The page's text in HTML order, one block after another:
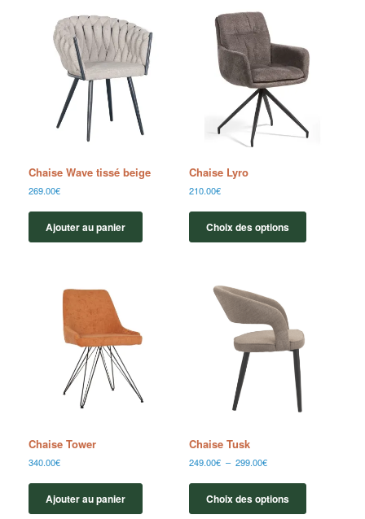
Chaise Wave tissé beige
269.00€
Ajouter au panier
Chaise Lyro
210.00€
Choix des options
Chaise Tower
340.00€
Ajouter au panier
Chaise Tusk
249.00€ – 299.00€
Choix des options